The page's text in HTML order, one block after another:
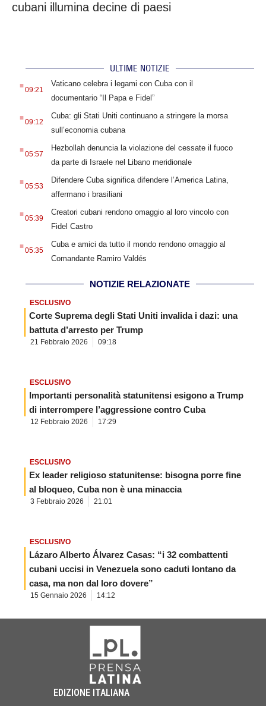
cubani illumina decine di paesi
ULTIME NOTIZIE
.09:21
Vaticano celebra i legami con Cuba con il
documentario “Il Papa e Fidel”
.09:12
Cuba: gli Stati Uniti continuano a stringere la morsa
sull’economia cubana
.05:57
Hezbollah denuncia la violazione del cessate il fuoco
da parte di Israele nel Libano meridionale
.05:53
Difendere Cuba significa difendere l’America Latina,
affermano i brasiliani
.05:39
Creatori cubani rendono omaggio al loro vincolo con
Fidel Castro
.05:35
Cuba e amici da tutto il mondo rendono omaggio al
Comandante Ramiro Valdés
NOTIZIE RELAZIONATE
ESCLUSIVO
Corte Suprema degli Stati Uniti invalida i dazi: una
battuta d’arresto per Trump
21 Febbraio 2026 09:18
ESCLUSIVO
Importanti personalità statunitensi esigono a Trump
di interrompere l’aggressione contro Cuba
12 Febbraio 2026 17:29
ESCLUSIVO
Ex leader religioso statunitense: bisogna porre fine
al bloqueo, Cuba non è una minaccia
3 Febbraio 2026 21:01
ESCLUSIVO
Lázaro Alberto Álvarez Casas: “i 32 combattenti
cubani uccisi in Venezuela sono caduti lontano da
casa, ma non dal loro dovere”
15 Gennaio 2026 14:12
EDIZIONE ITALIANA